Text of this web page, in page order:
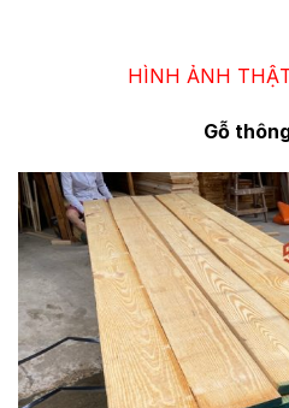
HÌNH ẢNH
Gỗ